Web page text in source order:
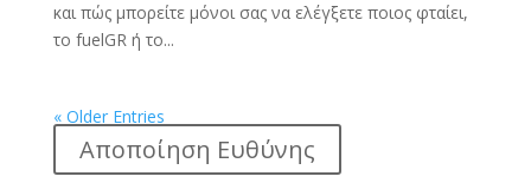
και πώς μπορείτε μόνοι σας να ελέγξετε ποιος φταίει,
το fuelGR ή το...
« Older Entries
Αποποίηση Ευθύνης